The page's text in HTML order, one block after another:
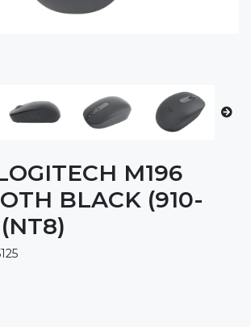
M196
BLACK (910-